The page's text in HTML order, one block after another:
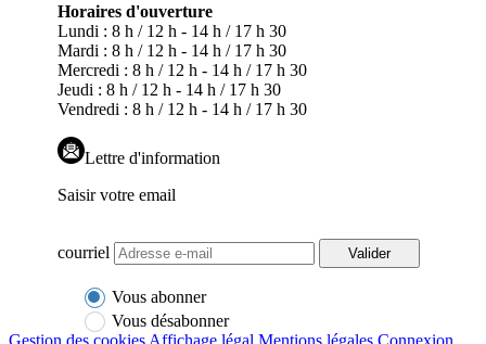
Horaires d'ouverture
Lundi : 8 h / 12 h - 14 h / 17 h 30
Mardi : 8 h / 12 h - 14 h / 17 h 30
Mercredi : 8 h / 12 h - 14 h / 17 h 30
Jeudi : 8 h / 12 h - 14 h / 17 h 30
Vendredi : 8 h / 12 h - 14 h / 17 h 30
Lettre d'information
Saisir votre email
courriel Valider
Vous abonner
Vous désabonner
Gestion des cookies Affichage légal Mentions légales Connexion